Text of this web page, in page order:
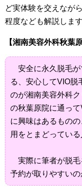
ど実体験を交えなが
程度なども解説しま
【湘南美容外科秋葉
安全に永久脱毛が
る、安心してVIO脱
のが湘南美容外科
の秋葉原院に通っ
に興味はあるもの
用をとまどってい
実際に筆者が脱毛
予約が取りやすいの